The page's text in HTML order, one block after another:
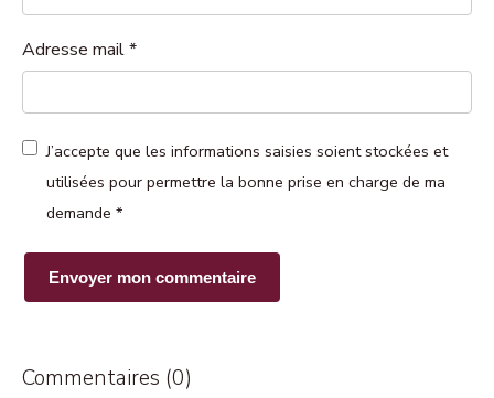
Adresse mail*
J’accepte que les informations saisies soient stockées et
utilisées pour permettre la bonne prise en charge de ma
demande *
Commentaires (0)